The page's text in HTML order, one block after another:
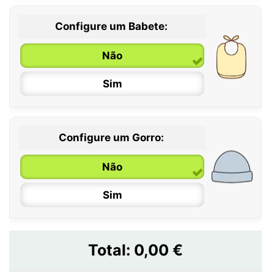
Configure um Babete:
Não
Sim
Configure um Gorro:
Não
Sim
Total: 0,00 €